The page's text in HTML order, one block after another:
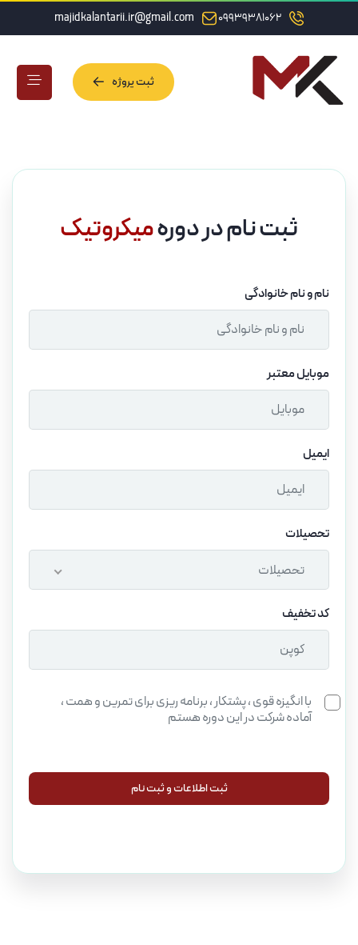
09939381062
majidkalantarii.ir@gmail.com
ثبت پروژه
ثبت نام در دورهمیکروتیک
نام و نام خانوادگی
موبایل معتبر
ایمیل
تحصیلات
تحصیلات
کد تخفیف
با انگیزه قوی ، پشتکار ، برنامه ریزی برای تمرین و همت ،
آماده شرکت در این دوره هستم
ثبت اطلاعات و ثبت نام